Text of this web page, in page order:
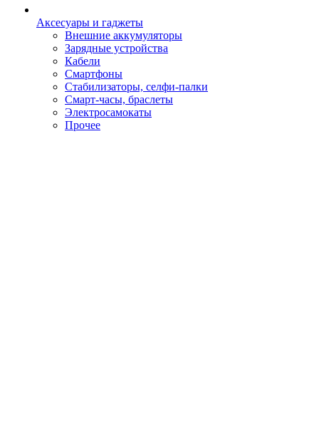
Аксесуары и гаджеты
Внешние аккумуляторы
Зарядные устройства
Кабели
Смартфоны
Стабилизаторы, селфи-палки
Смарт-часы, браслеты
Электросамокаты
Прочее